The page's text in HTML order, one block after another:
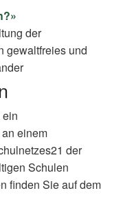
der
gewaltfreies und
einem
der
Schulen
finden Sie auf dem